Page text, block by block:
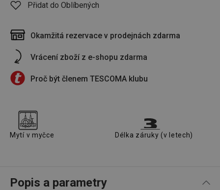
Přidat do Oblíbených
Okamžitá rezervace v prodejnách zdarma
Vrácení zboží z e-shopu zdarma
Proč být členem TESCOMA klubu
Mytí v myčce Délka záruky (v letech)
Popis a parametry